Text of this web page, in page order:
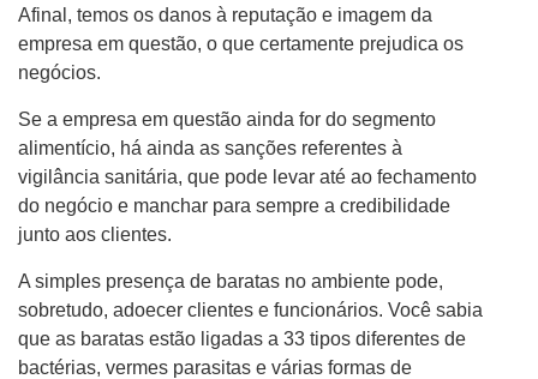
Afinal, temos os danos à reputação e imagem da
empresa em questão, o que certamente prejudica os
negócios.
Se a empresa em questão ainda for do segmento
alimentício, há ainda as sanções referentes à
vigilância sanitária, que pode levar até ao fechamento
do negócio e manchar para sempre a credibilidade
junto aos clientes.
A simples presença de baratas no ambiente pode,
sobretudo, adoecer clientes e funcionários. Você sabia
que as baratas estão ligadas a 33 tipos diferentes de
bactérias, vermes parasitas e várias formas de